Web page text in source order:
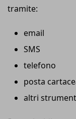
tramite:
email
SMS
telefono
posta
altri